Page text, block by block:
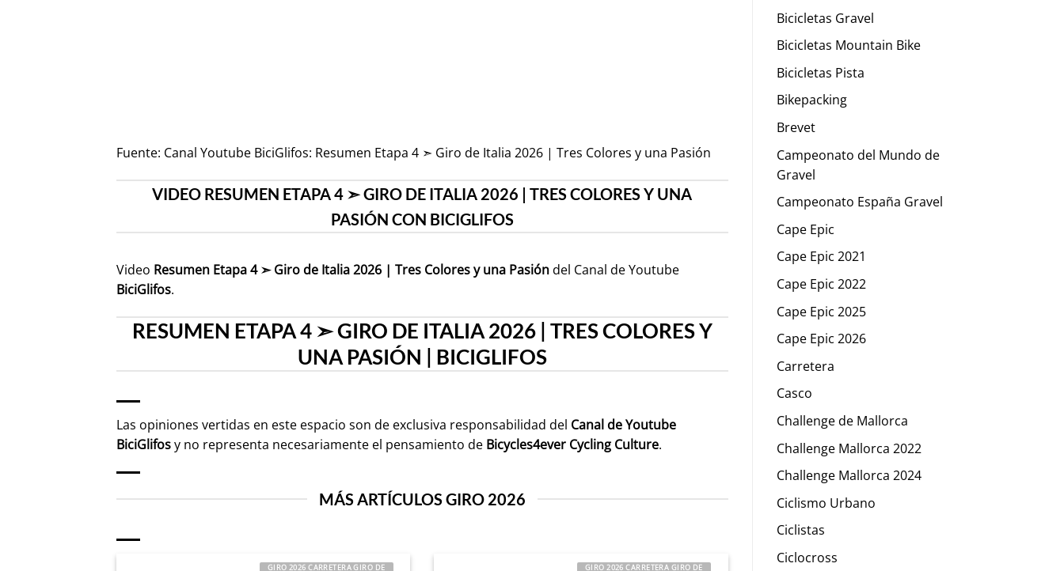
Fuente: Canal Youtube BiciGlifos: Resumen Etapa 4 ➣ Giro de Italia 2026 | Tres Colores y una Pasión
VIDEO RESUMEN ETAPA 4 ➣ GIRO DE ITALIA 2026 | TRES COLORES Y UNA
PASIÓN CON BICIGLIFOS
Video Resumen Etapa 4 ➣ Giro de Italia 2026 | Tres Colores y una Pasióndel Canal de Youtube
BiciGlifos.
RESUMEN ETAPA 4 ➣ GIRO DE ITALIA 2026 | TRES COLORES Y
UNA PASIÓN | BICIGLIFOS
Las opiniones vertidas en este espacio son de exclusiva responsabilidad del Canal de Youtube
BiciGlifosy no representa necesariamente el pensamiento de Bicycles4ever Cycling Culture.
MÁS ARTÍCULOS GIRO 2026
GIRO 2026 CARRETERA GIRO DE
GIRO 2026 CARRETERA GIRO DE
Bicicletas Gravel
Bicicletas Mountain Bike
Bicicletas Pista
Bikepacking
Brevet
Campeonato del Mundo de
Gravel
Campeonato España Gravel
Cape Epic
Cape Epic 2021
Cape Epic 2022
Cape Epic 2025
Cape Epic 2026
Carretera
Casco
Challenge de Mallorca
Challenge Mallorca 2022
Challenge Mallorca 2024
Ciclismo Urbano
Ciclistas
Ciclocross